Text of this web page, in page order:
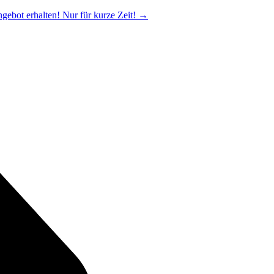
erhalten! Nur für kurze Zeit! →